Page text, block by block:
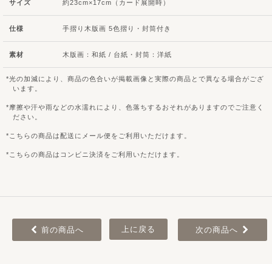
サイズ 約23cm×17cm（カード展開時）
仕様 手摺り木版画 5色摺り・封筒付き
素材 木版画：和紙 / 台紙・封筒：洋紙
光の加減により、商品の色合いが掲載画像と実際の商品とで異なる場合がござ
います。
摩擦や汗や雨などの水濡れにより、色落ちするおそれがありますのでご注意く
ださい。
こちらの商品は配送にメール便をご利用いただけます。
こちらの商品はコンビニ決済をご利用いただけます。
前の商品へ 上に戻る 次の商品へ